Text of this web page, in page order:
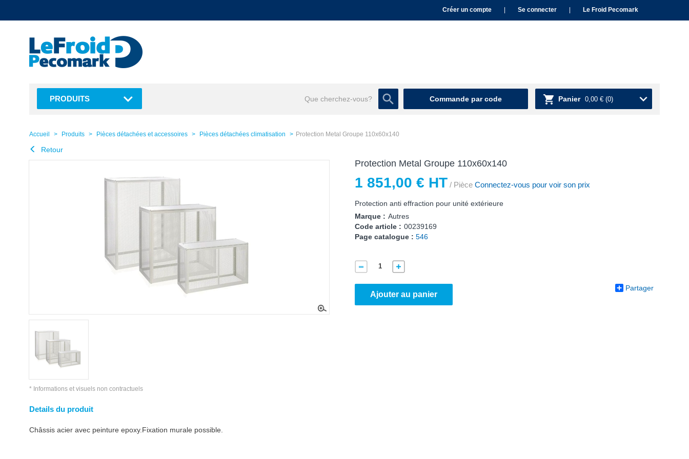
Créer un compte Se connecter Le Froid Pecomark
Commande par code Panier 0,00 € (0)
PRODUITS
Accueil Produits Pièces détachées et accessoires Pièces détachées climatisation Protection Metal Groupe 110x60x140
Retour
* Informations et visuels non contractuels
Details du produit
Protection Metal Groupe 110x60x140
1 851,00 € HT / Pièce Connectez-vous pour voir son prix
Protection anti effraction pour unité extérieure
Marque : Autres
Code article : 00239169
Page catalogue : 546
Ajouter au panier
Partager
Châssis acier avec peinture epoxy.Fixation murale possible.